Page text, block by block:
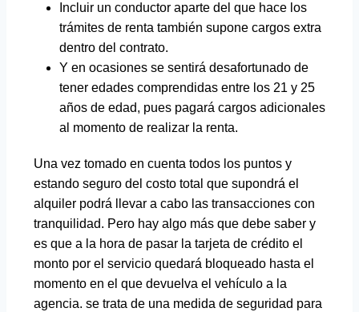
Incluir un conductor aparte del que hace los
trámites de renta también supone cargos extra
dentro del contrato.
Y en ocasiones se sentirá desafortunado de
tener edades comprendidas entre los 21 y 25
años de edad, pues pagará cargos adicionales
al momento de realizar la renta.
Una vez tomado en cuenta todos los puntos y
estando seguro del costo total que supondrá el
alquiler podrá llevar a cabo las transacciones con
tranquilidad. Pero hay algo más que debe saber y
es que a la hora de pasar la tarjeta de crédito el
monto por el servicio quedará bloqueado hasta el
momento en el que devuelva el vehículo a la
agencia. se trata de una medida de seguridad para